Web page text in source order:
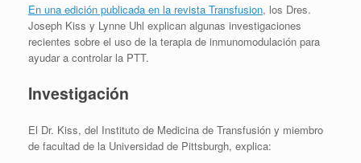
En una edición publicada en la revista Transfusion, los Dres.
Joseph Kiss y Lynne Uhl explican algunas investigaciones
recientes sobre el uso de la terapia de inmunomodulación para
ayudar a controlar la PTT.
Investigación
El Dr. Kiss, del Instituto de Medicina de Transfusión y miembro
de facultad de la Universidad de Pittsburgh, explica: